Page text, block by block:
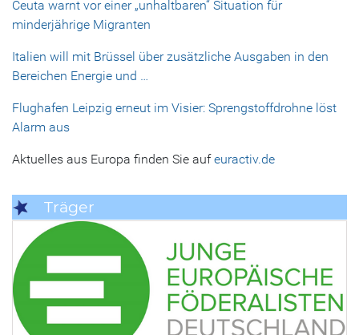
Ceuta warnt vor einer „unhaltbaren“ Situation für
minderjährige Migranten
Italien will mit Brüssel über zusätzliche Ausgaben in den
Bereichen Energie und …
Flughafen Leipzig erneut im Visier: Sprengstoffdrohne löst
Alarm aus
Aktuelles aus Europa finden Sie aufeuractiv.de
Träger